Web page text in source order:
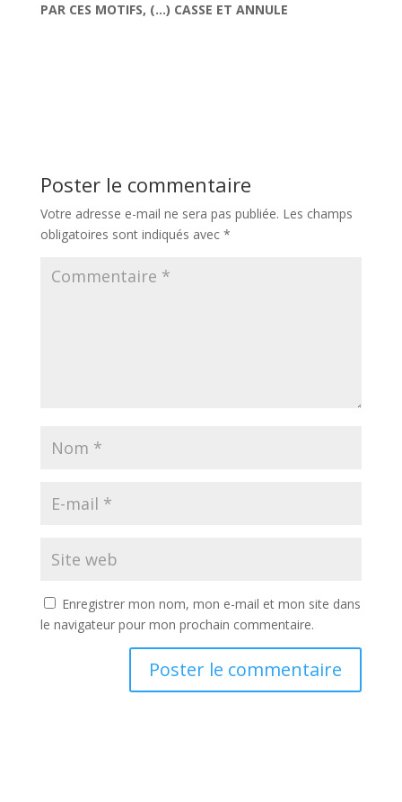
PAR CES MOTIFS, (…) CASSE ET ANNULE
Poster le commentaire
Votre adresse e-mail ne sera pas publiée. Les champs
obligatoires sont indiqués avec *
Enregistrer mon nom, mon e-mail et mon site dans
le navigateur pour mon prochain commentaire.